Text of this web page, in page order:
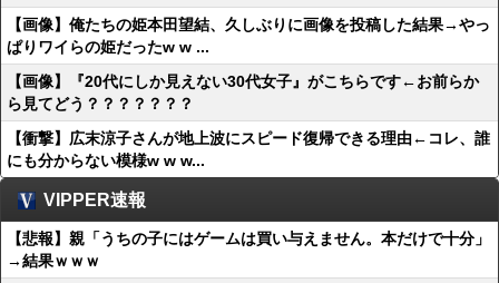
【画像】俺たちの姫本田望結、久しぶりに画像を投稿した結果→やっ
ぱりワイらの姫だったw w ...
【画像】『20代にしか見えない30代女子』がこちらです←お前らか
ら見てどう？？？？？？？
【衝撃】広末涼子さんが地上波にスピード復帰できる理由←コレ、誰
にも分からない模様w w w...
VIPPER速報
【悲報】親「うちの子にはゲームは買い与えません。本だけで十分」
→結果ｗｗｗ